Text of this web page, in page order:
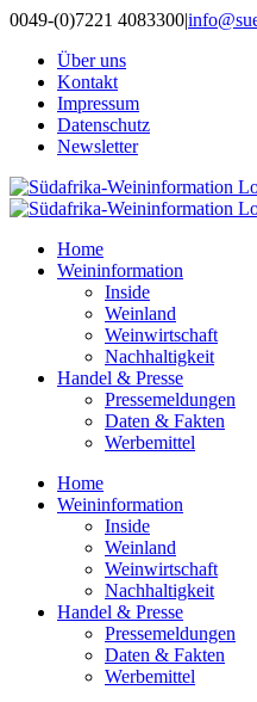
Zum
springen
0049-(0)7221 4083300|
Über uns
Kontakt
Impressum
Datenschutz
Newsletter
Home
Weininformation
Inside
Weinland
Weinwirtschaft
Nachhaltigkeit
Handel & Presse
Pressemeldungen
Daten & Fakten
Werbemittel
Home
Weininformation
Inside
Weinland
Weinwirtschaft
Nachhaltigkeit
Handel & Presse
Pressemeldungen
Daten & Fakten
Werbemittel